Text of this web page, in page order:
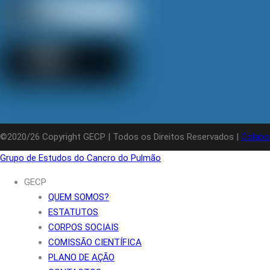
©2020/26 Copyright GECP | Todos os Direitos Reservados |
Grupo de Estudos do Cancro do Pulmão
GECP
QUEM SOMOS?
ESTATUTOS
CORPOS SOCIAIS
COMISSÃO CIENTÍFICA
PLANO DE AÇÃO